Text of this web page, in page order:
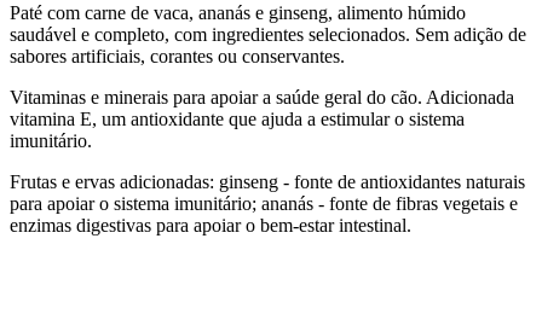
Paté com carne de vaca, ananás e ginseng, alimento húmido
saudável e completo, com ingredientes selecionados. Sem adição de
sabores artificiais, corantes ou conservantes.
Vitaminas e minerais para apoiar a saúde geral do cão. Adicionada
vitamina E, um antioxidante que ajuda a estimular o sistema
imunitário.
Frutas e ervas adicionadas: ginseng - fonte de antioxidantes naturais
para apoiar o sistema imunitário; ananás - fonte de fibras vegetais e
enzimas digestivas para apoiar o bem-estar intestinal.